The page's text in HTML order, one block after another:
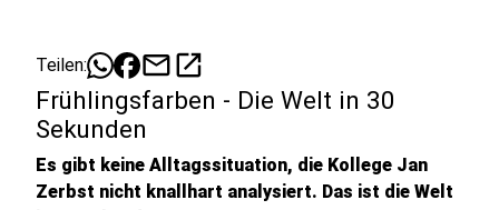
Teilen: mailopen_in_new
Frühlingsfarben - Die Welt in 30
Sekunden
Es gibt keine Alltagssituation, die Kollege Jan
Zerbst nicht knallhart analysiert. Das ist die Welt